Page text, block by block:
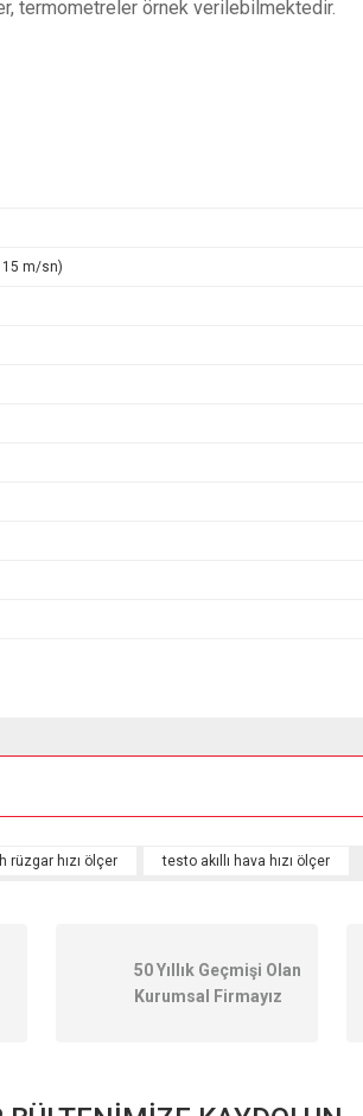
termometreler örnek verilebilmektedir.
15 m/sn)
rüzgar hızı ölçer testo akıllı hava hızı ölçer
50 Yıllık Geçmişi Olan
Kurumsal Firmayız